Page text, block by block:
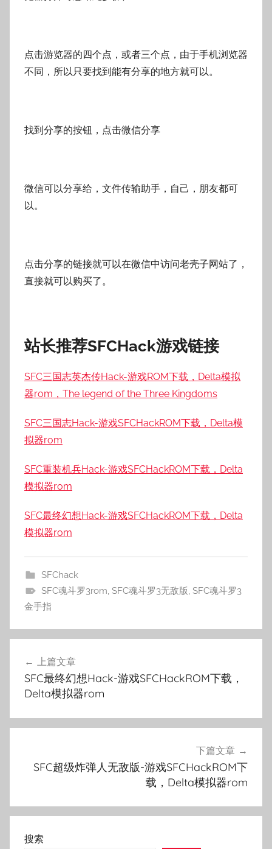
点击游览器的四个点，或者三个点，由于手机浏览器
不同，所以只要找到能有分享的地方就可以。
找到分享的按钮，点击微信分享
微信可以分享给，文件传输助手，自己，朋友都可
以。
点击分享的链接就可以在微信中访问老壳子网站了，
直接就可以购买了。
站长推荐SFCHack游戏链接
SFC三国志英杰传Hack-游戏ROM下载，Delta模拟
器rom，The legend of the Three Kingdoms
SFC三国志Hack-游戏SFCHackROM下载，Delta模
拟器rom
SFC重装机兵Hack-游戏SFCHackROM下载，Delta
模拟器rom
SFC最终幻想Hack-游戏SFCHackROM下载，Delta
模拟器rom
SFChack
SFC魂斗罗3rom, SFC魂斗罗3无敌版, SFC魂斗罗3
金手指
航
上篇文章
SFC最终幻想Hack-游戏SFCHackROM下载，
Delta模拟器rom
下篇文章
SFC超级炸弹人无敌版-游戏SFCHackROM下
载，Delta模拟器rom
搜索